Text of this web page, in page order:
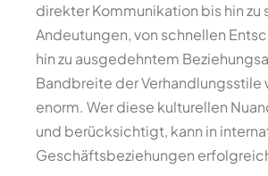
direkter Kommunikation bis hin zu
Andeutungen, von schnellen
hin zu ausgedehntem
Bandbreite der Verhandlungsstile
enorm. Wer diese kulturellen
und berücksichtigt, kann in
Geschäftsbeziehungen